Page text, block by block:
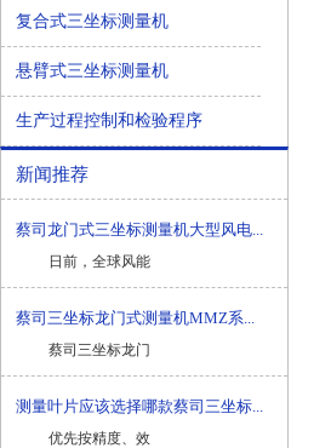
复合式三坐标测量机
悬臂式三坐标测量机
生产过程控制和检验程序
新闻推荐
蔡司龙门式三坐标测量机大型风电...
日前，全球风能
蔡司三坐标龙门式测量机MMZ系...
蔡司三坐标龙门
测量叶片应该选择哪款蔡司三坐标...
优先按精度、效